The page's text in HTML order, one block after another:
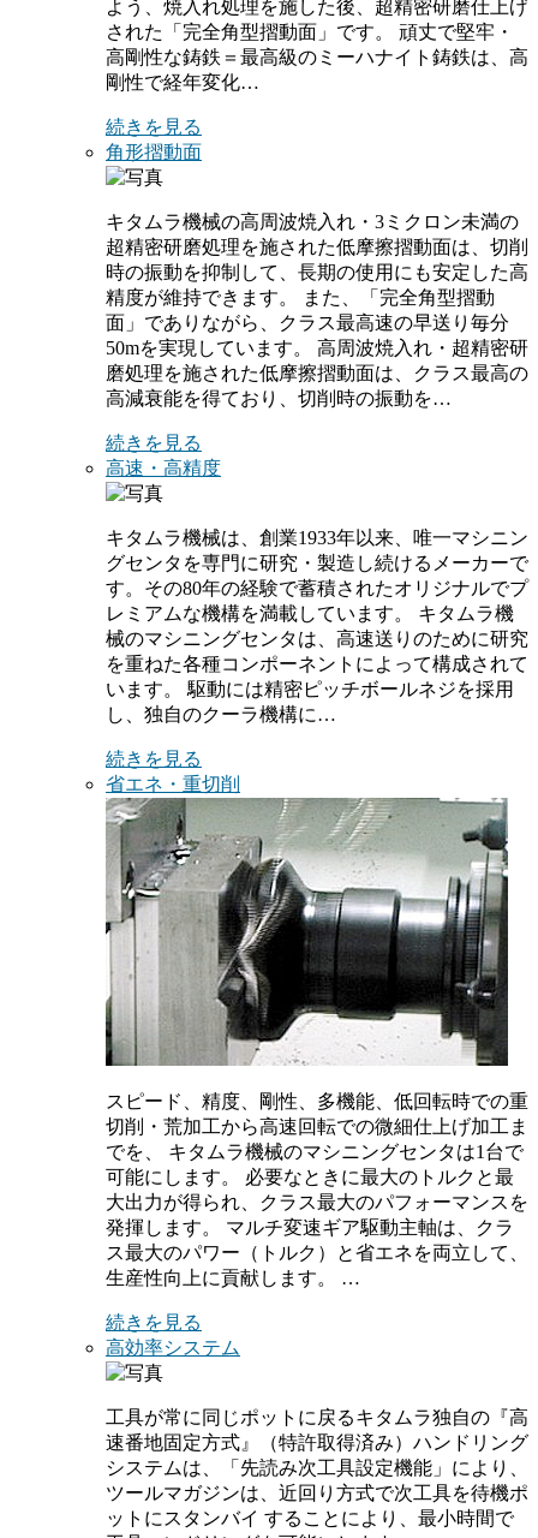
よう、焼入れ処理を施した後、超精密研磨仕上げ
された「完全角型摺動面」です。 頑丈で堅牢・
高剛性な鋳鉄＝最高級のミーハナイト鋳鉄は、高
剛性で経年変化…
続きを見る
角形摺動面
キタムラ機械の高周波焼入れ・3ミクロン未満の
超精密研磨処理を施された低摩擦摺動面は、切削
時の振動を抑制して、長期の使用にも安定した高
精度が維持できます。 また、「完全角型摺動
面」でありながら、クラス最高速の早送り毎分
50mを実現しています。 高周波焼入れ・超精密研
磨処理を施された低摩擦摺動面は、クラス最高の
高減衰能を得ており、切削時の振動を…
続きを見る
高速・高精度
キタムラ機械は、創業1933年以来、唯一マシニン
グセンタを専門に研究・製造し続けるメーカーで
す。その80年の経験で蓄積されたオリジナルでプ
レミアムな機構を満載しています。 キタムラ機
械のマシニングセンタは、高速送りのために研究
を重ねた各種コンポーネントによって構成されて
います。 駆動には精密ピッチボールネジを採用
し、独自のクーラ機構に…
続きを見る
省エネ・重切削
スピード、精度、剛性、多機能、低回転時での重
切削・荒加工から高速回転での微細仕上げ加工ま
でを、 キタムラ機械のマシニングセンタは1台で
可能にします。 必要なときに最大のトルクと最
大出力が得られ、クラス最大のパフォーマンスを
発揮します。 マルチ変速ギア駆動主軸は、クラ
ス最大のパワー（トルク）と省エネを両立して、
生産性向上に貢献します。 …
続きを見る
高効率システム
工具が常に同じポットに戻るキタムラ独自の『高
速番地固定方式』（特許取得済み）ハンドリング
システムは、「先読み次工具設定機能」により、
ツールマガジンは、近回り方式で次工具を待機ポ
ットにスタンバイ することにより、最小時間で